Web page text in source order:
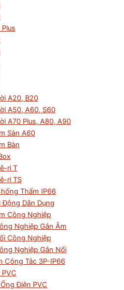
A20, B20
A50, A60, S60
A70 Plus, A80, A90
Sàn A60
Bàn
ri T
ri TS
Thấm IP66
Động Dân Dụng
Công Nghiệp
Nghiệp Gắn Âm
Công Nghiệp
Nghiệp Gắn Nổi
Công Tắc 3P-IP66
Điện PVC